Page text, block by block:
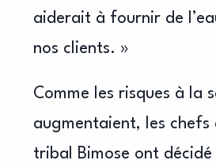
aiderait à fournir de
nos clients. »
Comme les risques à la
augmentaient, les chefs
tribal Bimose ont décidé